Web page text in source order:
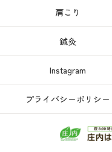
肩こり
鍼灸
Instagram
プライバシーポリシー